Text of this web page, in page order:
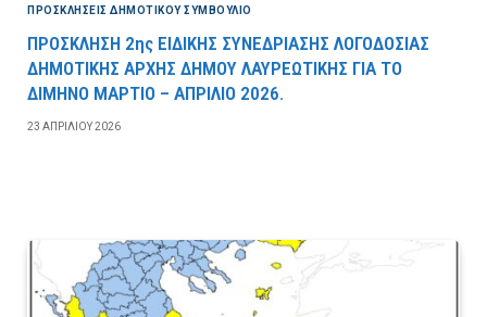
ΠΡΟΣΚΛΉΣΕΙΣ ΔΗΜΟΤΙΚΟΎ ΣΥΜΒΟΎΛΙΟ
ΠΡΟΣΚΛΗΣΗ 2ης ΕΙΔΙΚΗΣ ΣΥΝΕΔΡΙΑΣΗΣ ΛΟΓΟΔΟΣΙΑΣ
ΔΗΜΟΤΙΚΗΣ ΑΡΧΗΣ ΔΗΜΟΥ ΛΑΥΡΕΩΤΙΚΗΣ ΓΙΑ ΤΟ
ΔΙΜΗΝΟ ΜΑΡΤΙΟ – ΑΠΡΙΛΙΟ 2026.
23 ΑΠΡΙΛΊΟΥ 2026